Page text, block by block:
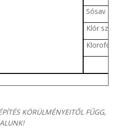
Sósav
Klór
Kloroform
KÖRÜLMÉNYEITŐL FŰGG,